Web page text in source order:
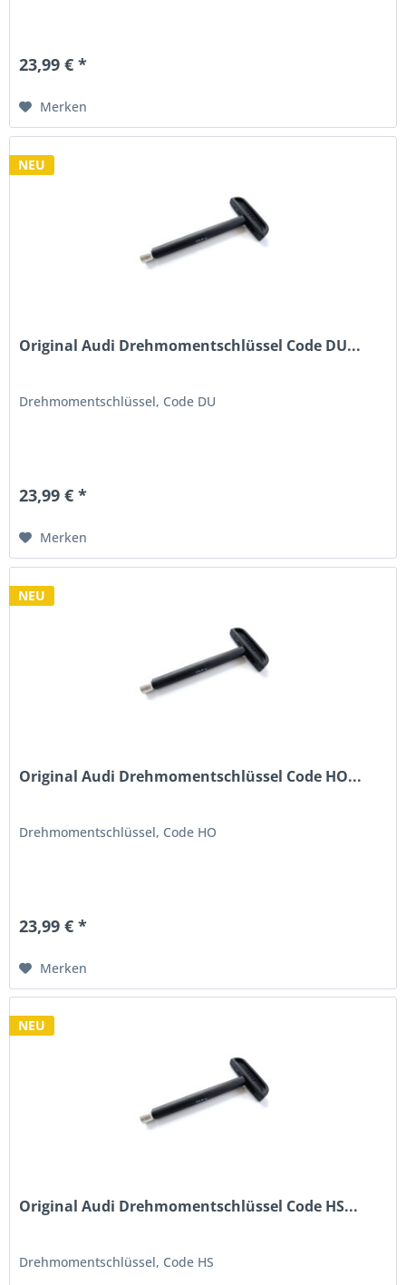
23,99 € *
Merken
NEU
Original Audi Drehmomentschlüssel Code DU...
Drehmomentschlüssel, Code DU
23,99 € *
Merken
NEU
Original Audi Drehmomentschlüssel Code HO...
Drehmomentschlüssel, Code HO
23,99 € *
Merken
NEU
Original Audi Drehmomentschlüssel Code HS...
Drehmomentschlüssel, Code HS